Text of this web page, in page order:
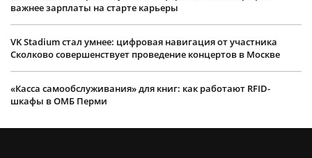
важнее зарплаты на старте карьеры
VK Stadium стал умнее: цифровая навигация от участника
Сколково совершенствует проведение концертов в Москве
«Касса самообслуживания» для книг: как работают RFID-
шкафы в ОМБ Перми